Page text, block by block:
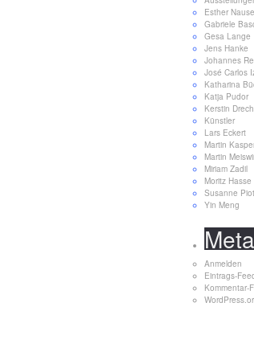
Esther
Gabriele
Gesa Lange
Jens Hanke
Johannes
José Carlos
Katharina
Katja Pudor
Kerstin
Künstler
Lars Eckert
Martin
Martin
Miriam Zadil
Moritz Hasse
Susanne
Yin Meng
Meta
Anmelden
Eintrags-
Kommentar-